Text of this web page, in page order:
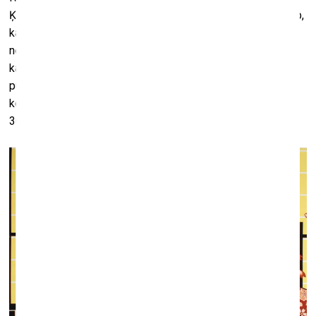
Ķīnas mākslinieku darbi šobrīd maksā milzu naudu, arī tālab,
ka viņus pērk bagāti ķīniešu kolekcionāri. Kamēr vietējie
nepērk savu pašu mākslu, ir ļoti grūti. Ļoti bagāti afrikāņi,
kad viņi tiek pie naudas, viņi pērk lielus Mercedess, Rolex
pulksteņus ar milzu briljaniem, milzīgas mājas ar marmora
kolonnām. Afrikāņu mākslinieku darbi maksā 2000 līdz
3000 dolārus, bet viņi tos nepērk. Nesaprot.